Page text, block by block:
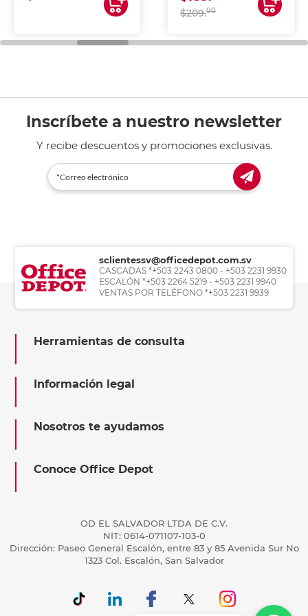
$209.00
Inscríbete a nuestro newsletter
Y recibe descuentos y promociones exclusivas.
sclientessv@officedepot.com.sv
CASCADAS *+503 2243 0800 - +503 2231 9930
ESCALÓN *+503 2264 5219 - +503 2231 9940
VENTAS POR TELÉFONO *+503 2231 9939
Herramientas de consulta
Información legal
Nosotros te ayudamos
Conoce Office Depot
OD EL SALVADOR LTDA DE C.V.
NIT: 0614-071107-103-0
Dirección: Paseo General Escalón, entre 83 y 85 Avenida Sur No
1323 Col. Escalón, San Salvador